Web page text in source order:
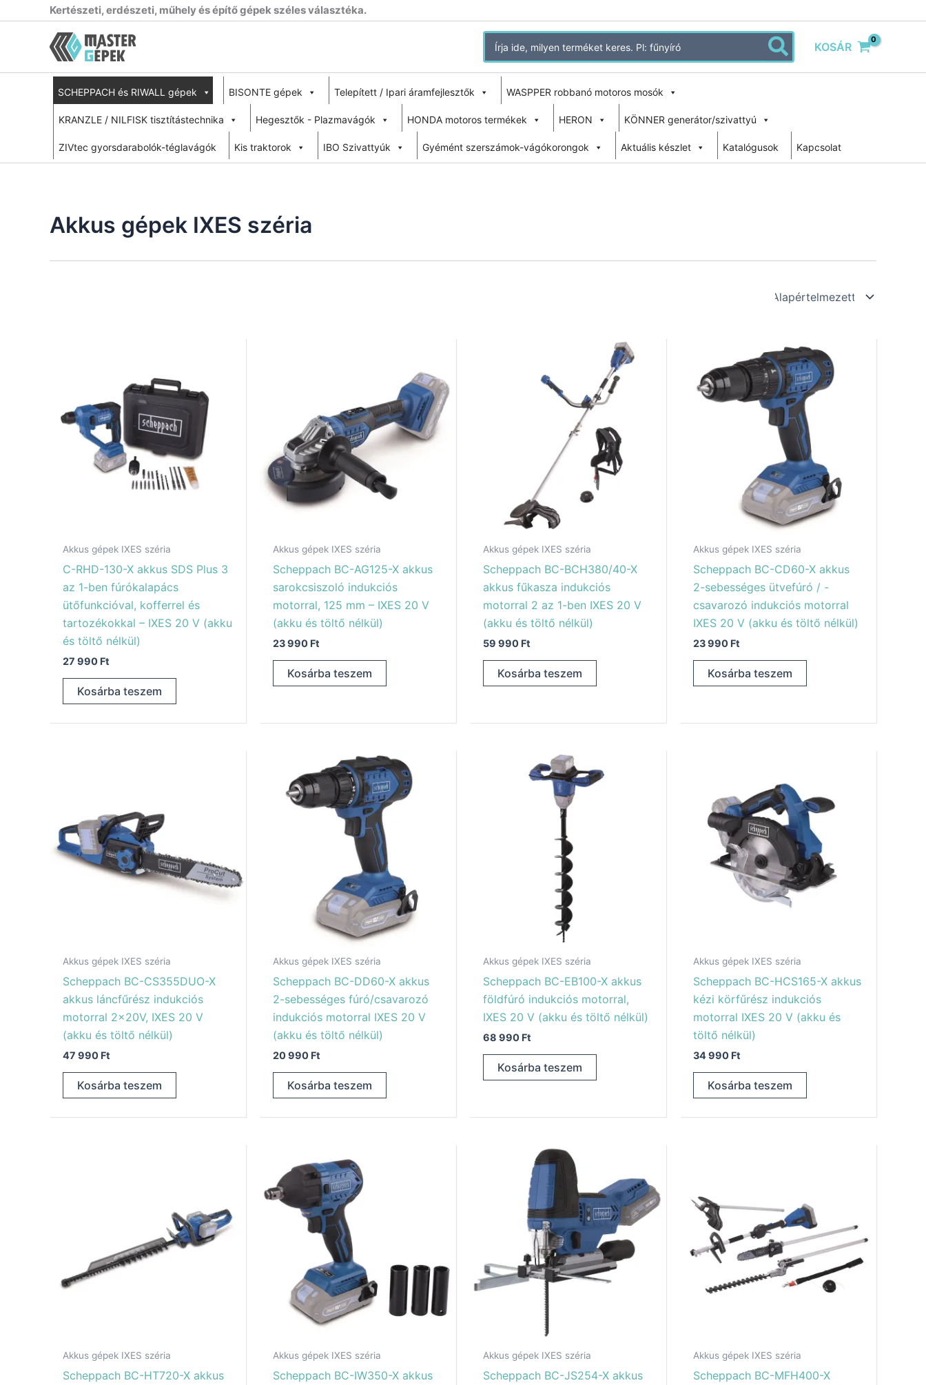
Kertészeti, erdészeti, műhely és építő gépek széles választéka.
Search
for:
KOSÁR
SCHEPPACH és RIWALL gépek BISONTE gépek Telepített / Ipari áramfejlesztők WASPPER robbanó motoros mosók
KRANZLE / NILFISK tisztítástechnika Hegesztők - Plazmavágók HONDA motoros termékek HERON KÖNNER generátor/szivattyú
ZIVtec gyorsdarabolók-téglavágók Kis traktorok IBO Szivattyúk Gyémént szerszámok-vágókorongok Aktuális készlet Katalógusok Kapcsolat
Akkus gépek IXES széria
Akkus gépek IXES széria
C-RHD-130-X akkus SDS Plus 3
az 1-ben fúrókalapács
ütőfunkcióval, kofferrel és
tartozékokkal – IXES 20 V (akku
és töltő nélkül)
27 990 Ft
Kosárba teszem
Akkus gépek IXES széria
Scheppach BC-AG125-X akkus
sarokcsiszoló indukciós
motorral, 125 mm – IXES 20 V
(akku és töltő nélkül)
23 990 Ft
Kosárba teszem
Akkus gépek IXES széria
Scheppach BC-BCH380/40-X
akkus fűkasza indukciós
motorral 2 az 1-ben IXES 20 V
(akku és töltő nélkül)
59 990 Ft
Kosárba teszem
Akkus gépek IXES széria
Scheppach BC-CD60-X akkus
2-sebességes ütvefúró / -
csavarozó indukciós motorral
IXES 20 V (akku és töltő nélkül)
23 990 Ft
Kosárba teszem
Akkus gépek IXES széria
Scheppach BC-CS355DUO-X
akkus láncfűrész indukciós
motorral 2x20V, IXES 20 V
(akku és töltő nélkül)
47 990 Ft
Kosárba teszem
Akkus gépek IXES széria
Scheppach BC-DD60-X akkus
2-sebességes fúró/csavarozó
indukciós motorral IXES 20 V
(akku és töltő nélkül)
20 990 Ft
Kosárba teszem
Akkus gépek IXES széria
Scheppach BC-EB100-X akkus
földfúró indukciós motorral,
IXES 20 V (akku és töltő nélkül)
68 990 Ft
Kosárba teszem
Akkus gépek IXES széria
Scheppach BC-HCS165-X akkus
kézi körfűrész indukciós
motorral IXES 20 V (akku és
töltő nélkül)
34 990 Ft
Kosárba teszem
Akkus gépek IXES széria
Scheppach BC-HT720-X akkus
Akkus gépek IXES széria
Scheppach BC-IW350-X akkus
Akkus gépek IXES széria
Scheppach BC-JS254-X akkus
Akkus gépek IXES széria
Scheppach BC-MFH400-X